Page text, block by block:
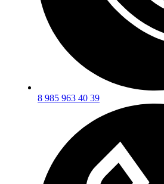
8 985 963 40 39